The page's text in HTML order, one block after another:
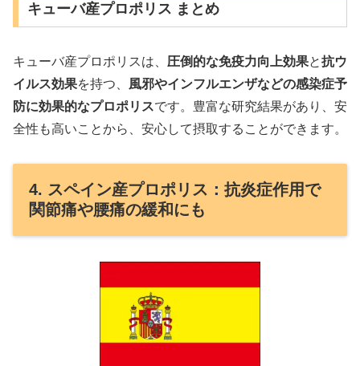
キューバ産プロポリス まとめ
キューバ産プロポリスは、 圧倒的な免疫力向上効果と抗ウ
イルス効果を持つ、 風邪やインフルエンザなどの感染症予
防に効果的なプロポリスです。豊富な研究結果があり、安
全性も高いことから、安心して摂取することができます。
4. スペイン産プロポリス：抗炎症作用で
関節痛や腰痛の緩和にも